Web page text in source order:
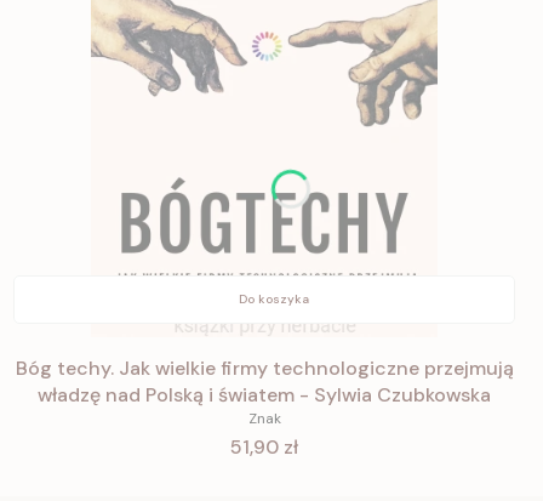
Do koszyka
Bóg techy. Jak wielkie firmy technologiczne przejmują
władzę nad Polską i światem - Sylwia Czubkowska
Znak
Cena
51,90 zł